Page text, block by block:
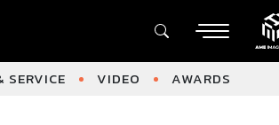
SERVICE VIDEO AWARDS